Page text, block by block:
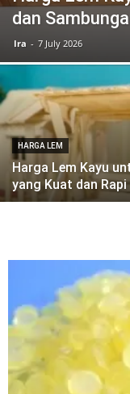
Cepat
Kering,
Tahan
dan
Ira - 7 July 2026
HARGA LEM
Harga Lem Kayu
yang Kuat dan Rapi